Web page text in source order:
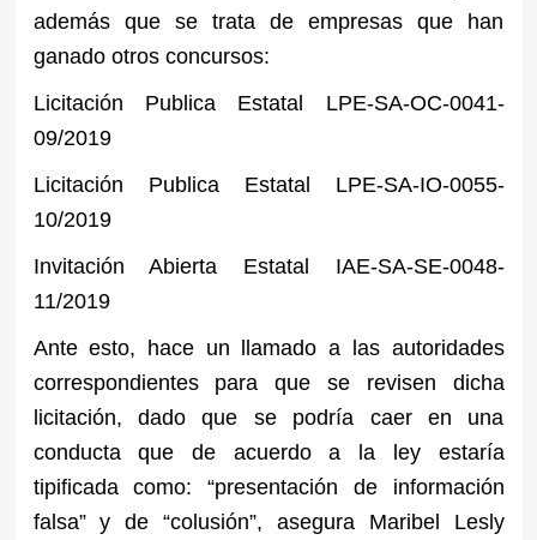
además que se trata de empresas que han
ganado otros concursos:
Licitación Publica Estatal LPE-SA-OC-0041-
09/2019
Licitación Publica Estatal LPE-SA-IO-0055-
10/2019
Invitación Abierta Estatal IAE-SA-SE-0048-
11/2019
Ante esto, hace un llamado a las autoridades
correspondientes para que se revisen dicha
licitación, dado que se podría caer en una
conducta que de acuerdo a la ley estaría
tipificada como: “presentación de información
falsa” y de “colusión”, asegura Maribel Lesly